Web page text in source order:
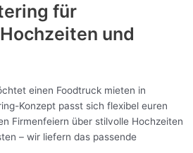
für
und
einen Foodtruck mieten in
Konzept passt sich flexibel euren
Firmenfeiern über stilvolle Hochzeiten
– wir liefern das passende